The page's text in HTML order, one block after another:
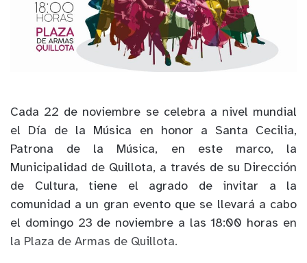
Cada 22 de noviembre se celebra a nivel mundial
el Día de la Música en honor a Santa Cecilia,
Patrona de la Música, en este marco, la
Municipalidad de Quillota, a través de su Dirección
de Cultura, tiene el agrado de invitar a la
comunidad a un gran evento que se llevará a cabo
el domingo 23 de noviembre a las 18:00 horas en
la Plaza de Armas de Quillota.